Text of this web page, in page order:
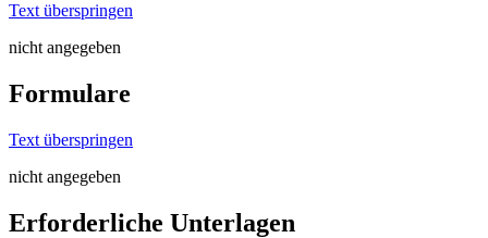
Text überspringen
nicht angegeben
Formulare
Text überspringen
nicht angegeben
Erforderliche Unterlagen